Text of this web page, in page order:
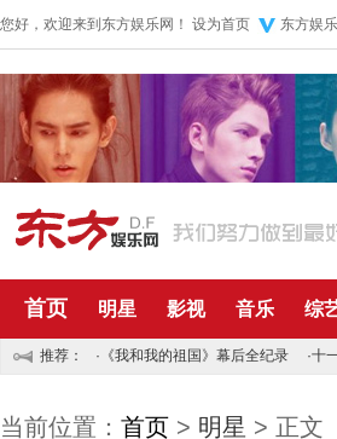
您好，欢迎来到东方娱乐网！ 设为首页 东方娱
首页 明星 影视 音乐 综
推荐： · 《我和我的祖国》幕后全纪录 ·十
当前位置： 首页 > 明星 > 正文